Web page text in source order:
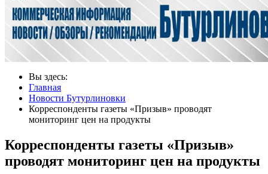
Вы здесь:
Главная
Новости Бутурлиновки
Корреспонденты газеты «Призыв» проводят
мониторинг цен на продукты
Корреспонденты газеты «Призыв»
проводят мониторинг цен на продукты